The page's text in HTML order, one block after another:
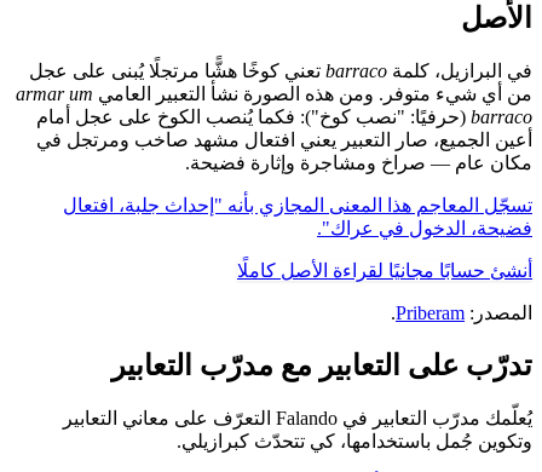
الأصل
في البرازيل، كلمة barraco تعني كوخًا هشًّا مرتجلًا يُبنى على عجل
من أي شيء متوفر. ومن هذه الصورة نشأ التعبير العامي armar um
barraco (حرفيًا: "نصب كوخ"): فكما يُنصب الكوخ على عجل أمام
أعين الجميع، صار التعبير يعني افتعال مشهد صاخب ومرتجل في
مكان عام — صراخ ومشاجرة وإثارة فضيحة.
تسجّل المعاجم هذا المعنى المجازي بأنه "إحداث جلبة، افتعال
فضيحة، الدخول في عراك".
أنشئ حسابًا مجانيًا لقراءة الأصل كاملًا
المصدر: Priberam
.
تدرّب على التعابير مع مدرّب التعابير
يُعلّمك مدرّب التعابير في Falando التعرّف على معاني التعابير
وتكوين جُمل باستخدامها، كي تتحدّث كبرازيلي.